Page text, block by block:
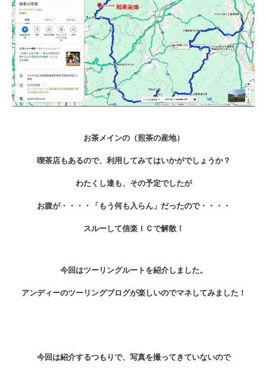
お茶メインの（煎茶の産地）
喫茶店もあるので、利用してみてはいかがでしょうか？
わたくし達も、その予定でしたが
お腹が・・・・「もう何も入らん」だったので・・・・
スルーして信楽ＩＣで解散！
今回はツーリングルートを紹介しました。
アンディーのツーリングブログが楽しいのでマネしてみました！
今回は紹介するつもりで、写真を撮ってきていないので